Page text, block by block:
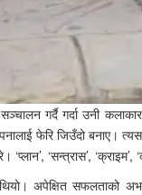
गर्दै गर्दा उनी
फेरि जिउँदो बनाए।
‘सन्त्रास’,
अपेक्षित सफलताको